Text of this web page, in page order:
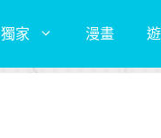
獨家 漫畫